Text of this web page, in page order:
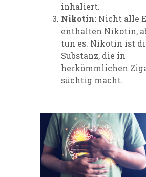
inhaliert.
Nikotin: Nicht alle
enthalten Nikotin,
tun es. Nikotin ist
Substanz, die in
herkömmlichen
süchtig macht.